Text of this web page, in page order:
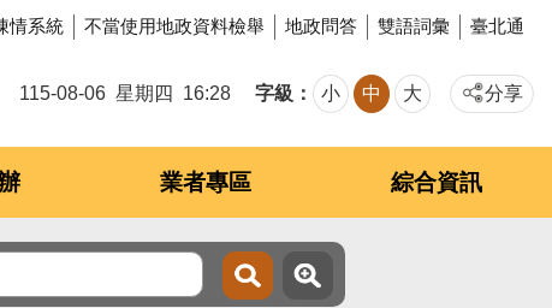
情系統 不當使用地政資料檢舉 地政問答 雙語詞彙 臺北通
115-08-06 星期四 16:28 字級 小 中 大 分享
業者專區 綜合資訊